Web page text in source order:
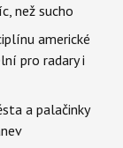
než sucho
americké
pro radary i
a palačinky